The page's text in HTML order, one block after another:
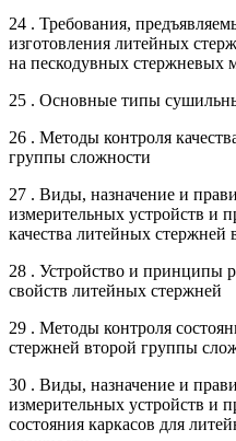
24 . Требования,
изготовления литейных
на пескодувных стержневых
25 . Основные типы
26 . Методы контроля
группы сложности
27 . Виды, назначение и
измерительных устройств и
качества литейных
28 . Устройство и принципы
свойств литейных стержней
29 . Методы контроля
стержней второй группы
30 . Виды, назначение и
измерительных устройств и
состояния каркасов для